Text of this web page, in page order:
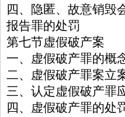
四、隐匿、故意销毁
报告罪的处罚
第七节虚假破产案
一、虚假破产罪的概
二、虚假破产罪案立
三、认定虚假破产罪
四、虚假破产罪的处